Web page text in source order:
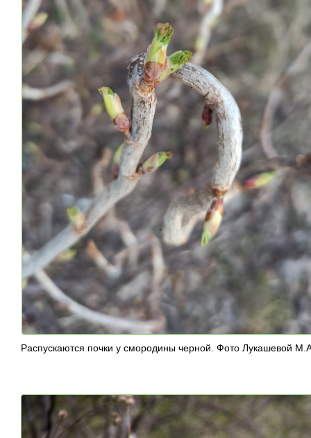
Распускаются почки у смородины черной. Фото Лукашевой